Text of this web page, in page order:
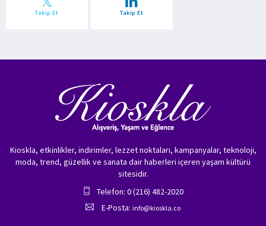
Takip Et Takip Et
Kioskla, etkinlikler, indirimler, lezzet noktaları, kampanyalar, teknoloji,
moda, trend, güzellik ve sanata dair haberleri içeren yaşam kültürü
sitesidir.
Telefon: 0 (216) 482-2020
E-Posta: info@kioskla.co